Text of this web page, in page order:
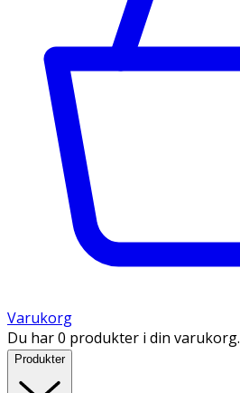
Varukorg
Du har 0 produkter i din varukorg.
Produkter